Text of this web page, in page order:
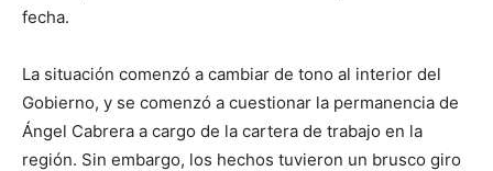
fecha.
La situación comenzó a cambiar de tono al interior del
Gobierno, y se comenzó a cuestionar la permanencia de
Ángel Cabrera a cargo de la cartera de trabajo en la
región. Sin embargo, los hechos tuvieron un brusco giro